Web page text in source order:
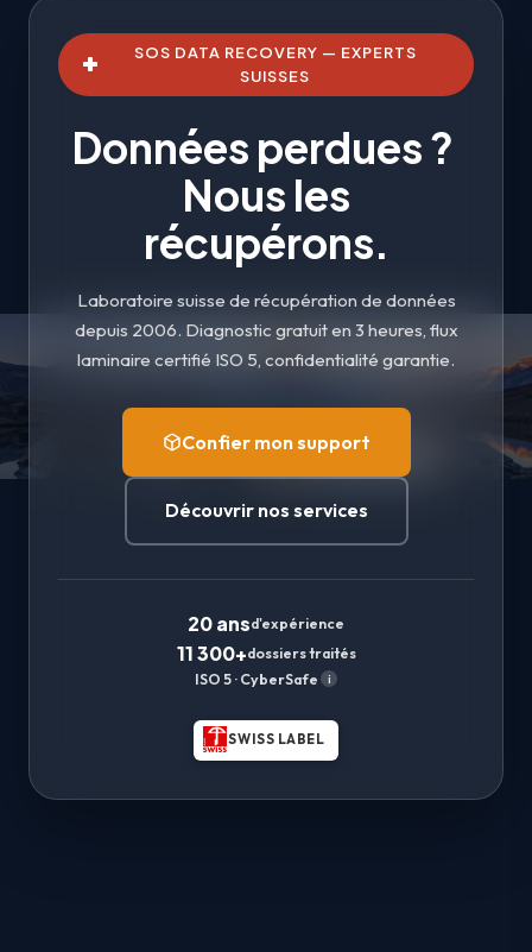
SOS DATA RECOVERY — EXPERTS
SUISSES
Données perdues ?
Nous les
récupérons.
Laboratoire suisse de récupération de données
depuis 2006. Diagnostic gratuit en 3 heures, flux
laminaire certifié ISO 5, confidentialité garantie.
Confier mon support
Découvrir nos services
20 ansd'expérience
11 300+dossiers traités
ISO 5 · CyberSafe
i
SWISS LABEL